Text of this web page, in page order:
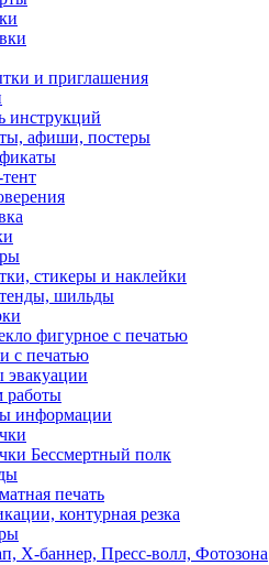
и приглашения
инструкций
афиши, постеры
стикеры и наклейки
шильды
фигурное с печатью
с печатью
работы
информации
Бессмертный полк
печать
контурная резка
X-баннер, Пресс-волл, Фотозона